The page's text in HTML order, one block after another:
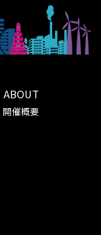
ABOUT
開催概要